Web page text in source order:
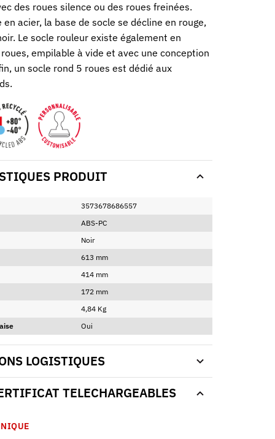
des roues silence ou des roues freinées.
en acier, la base de socle se décline en rouge,
Le socle rouleur existe également en
empilable à vide et avec une conception
un socle rond 5 roues est dédié aux
PRODUIT
3573678686557
ABS-PC
Noir
613 mm
414 mm
172 mm
4,84 Kg
Oui
LOGISTIQUES
TELECHARGEABLES